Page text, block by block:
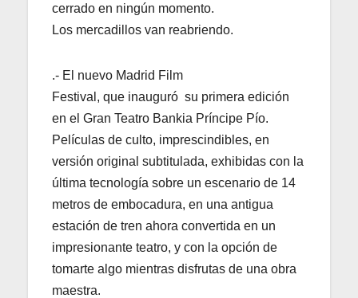
cerrado en ningún momento.
Los mercadillos van reabriendo.
.- El nuevo Madrid Film
Festival, que inauguró su primera edición
en el Gran Teatro Bankia Príncipe Pío.
Películas de culto, imprescindibles, en
versión original subtitulada, exhibidas con la
última tecnología sobre un escenario de 14
metros de embocadura, en una antigua
estación de tren ahora convertida en un
impresionante teatro, y con la opción de
tomarte algo mientras disfrutas de una obra
maestra.